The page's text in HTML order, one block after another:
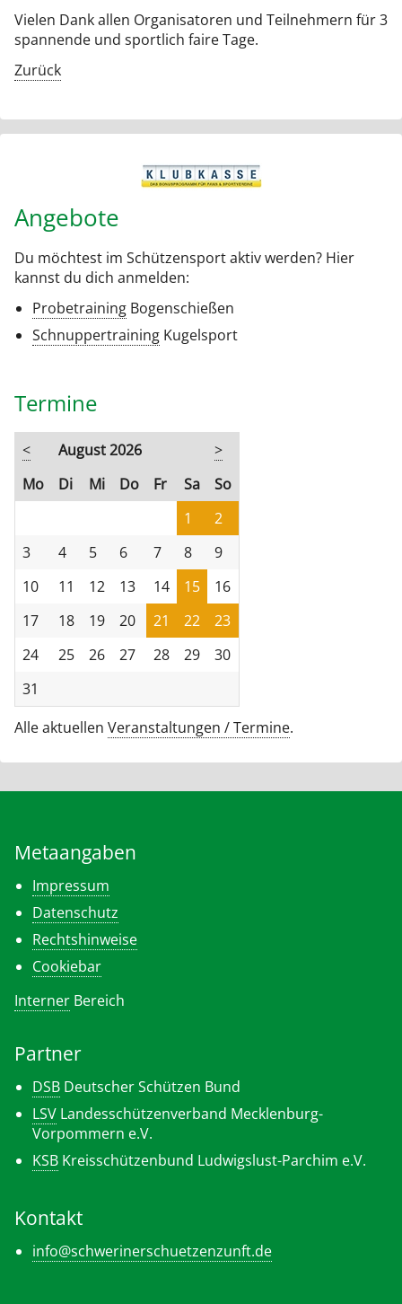
Vielen Dank allen Organisatoren und Teilnehmern für 3
spannende und sportlich faire Tage.
Zurück
Angebote
Du möchtest im Schützensport aktiv werden? Hier
kannst du dich anmelden:
Probetraining Bogenschießen
Schnuppertraining Kugelsport
Termine
< August 2026
>
Montag
Dienstag
Mittwoch
Donnerstag
Freitag
Samstag
Sonntag
1
2
3
4 5 6 7 8
9
10
11 12 13 14 15
16
17
18 19 20 21 22
23
24
25 26 27 28 29
30
31
Alle aktuellen Veranstaltungen / Termine.
Metaangaben
Impressum
Datenschutz
Rechtshinweise
Cookiebar
Interner Bereich
Partner
DSB Deutscher Schützen Bund
LSV Landesschützenverband Mecklenburg-
Vorpommern e.V.
KSB Kreisschützenbund Ludwigslust-Parchim e.V.
Kontakt
info@schwerinerschuetzenzunft.de